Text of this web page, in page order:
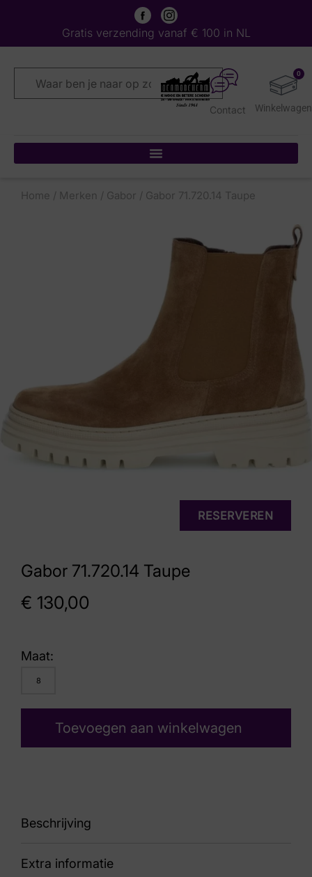
Gratis verzending vanaf € 100 in NL
0
Contact
Home / Merken / Gabor / Gabor 71.720.14 Taupe
Gabor 71.720.14 Taupe
€ 130,00
RESERVEREN
Maat:
8
Toevoegen aan winkelwagen
Beschrijving
laars
Extra informatie